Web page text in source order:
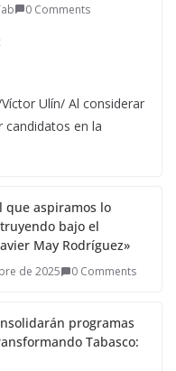
0 Comments
Ulín/ Al considerar
candidatos en la
que aspiramos lo
bajo el
May Rodríguez»
de 2025 0 Comments
programas
Tabasco: